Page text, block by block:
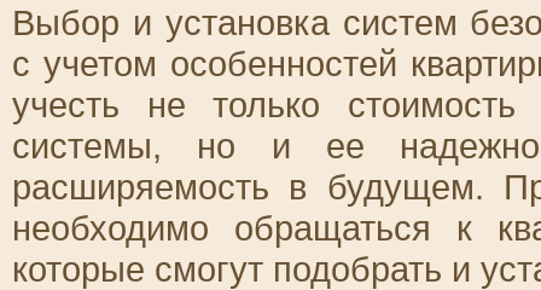
Выбор и установка систем
с учетом особенностей
учесть не только
системы, но и ее
расширяемость в будущем.
необходимо обращаться к
которые смогут подобрать и